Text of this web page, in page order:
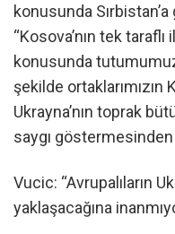
konusunda
“Kosova’nın tek taraflı
konusunda
şekilde ortaklarımızın
Ukrayna’nın toprak
saygı göstermesinden
Vucic: “Avrupalıların
yaklaşacağına